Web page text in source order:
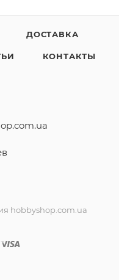
ДОСТАВКА
КОНТАКТЫ
hobbyshop.com.ua